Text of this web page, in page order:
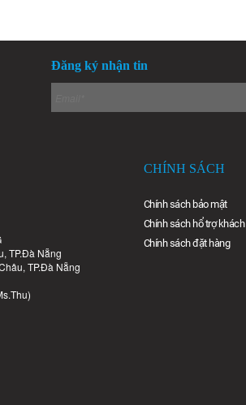
Đăng ký nhận tin
TP.Đà Nẵng
TP.Đà Nẵng
CHÍNH SÁCH
Chính sách bảo mật
Chính sách hổ trợ
Chính sách đặt hàng